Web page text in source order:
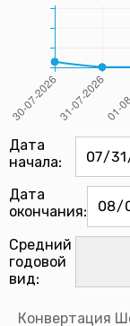
Дата
начала:
Дата
окончания:
Средний
годовой
вид:
Конвертация